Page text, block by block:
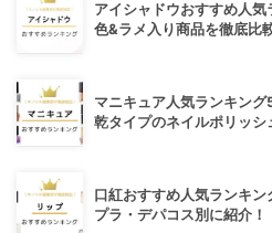
アイシャドウおすすめ人
色&ラメ入り商品を徹底比
マニキュア人気ランキン
乾タイプのネイルポリッシ
口紅おすすめ人気ランキ
プラ・デパコス別に紹介！